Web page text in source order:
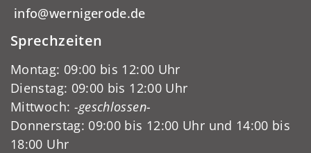
info@wernigerode.de
Sprechzeiten
Montag: 09:00 bis 12:00 Uhr
Dienstag: 09:00 bis 12:00 Uhr
Mittwoch: -geschlossen-
Donnerstag: 09:00 bis 12:00 Uhr und 14:00 bis
18:00 Uhr